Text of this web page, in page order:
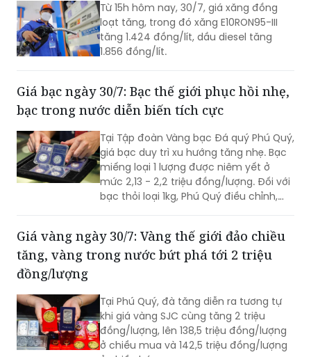
Từ 15h hôm nay, 30/7, giá xăng đồng
loạt tăng, trong đó xăng E10RON95-III
tăng 1.424 đồng/lít, dầu diesel tăng
1.856 đồng/lít.
Giá bạc ngày 30/7: Bạc thế giới phục hồi nhẹ,
bạc trong nước diễn biến tích cực
Tại Tập đoàn Vàng bạc Đá quý Phú Quý,
giá bạc duy trì xu hướng tăng nhẹ. Bạc
miếng loại 1 lượng được niêm yết ở
mức 2,13 - 2,2 triệu đồng/lượng. Đối với
bạc thỏi loại 1kg, Phú Quý điều chỉnh,
Giá vàng ngày 30/7: Vàng thế giới đảo chiều
tăng, vàng trong nước bứt phá tới 2 triệu
đồng/lượng
Tại Phú Quý, đà tăng diễn ra tương tự
khi giá vàng SJC cùng tăng 2 triệu
đồng/lượng, lên 138,5 triệu đồng/lượng
ở chiều mua và 142,5 triệu đồng/lượng